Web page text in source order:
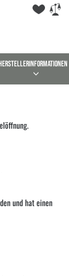
und hat einen